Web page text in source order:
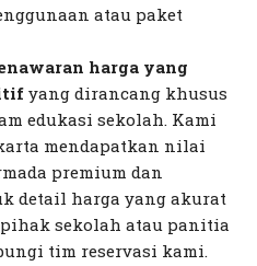
atau paket
harga yang
yang dirancang khusus
edukasi sekolah. Kami
mendapatkan nilai
premium dan
detail harga yang akurat
sekolah atau panitia
tim reservasi kami.